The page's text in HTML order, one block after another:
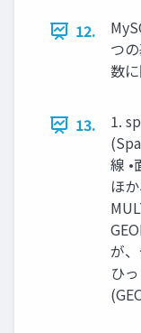
12.
つ
数
13.
1.
線 •
ほ
が
ひ